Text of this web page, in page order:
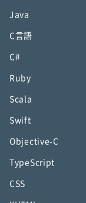
Java
C言語
C#
Ruby
Scala
Swift
Objective-C
TypeScript
CSS